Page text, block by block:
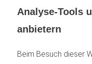
Analyse-Tools
anbietern
Beim Besuch dieser